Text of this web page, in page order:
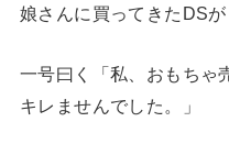
娘さんに買ってきたDSが
一号曰く「私、おもちゃ
キレませんでした。」